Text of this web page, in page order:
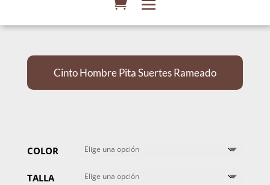
Cinto Hombre Pita Suertes Rameado
COLOR
TALLA